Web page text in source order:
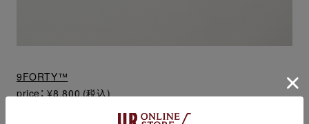
9FORTY™
price： ¥8,800 (税込)